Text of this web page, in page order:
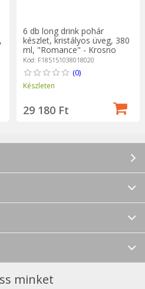
6 db long drink pohár
készlet, kristályos üveg, 380
ml, "Romance" - Krosno
Kód: F185151038018020
(0)
Készleten
29 180 Ft
minket